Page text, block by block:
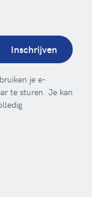
Inschrijven
je e-
te sturen. Je kan